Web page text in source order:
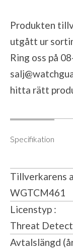
Produkten
utgått ur
Ring oss på
hitta rätt
Specifikation
Tillverkarens
WGTCM461
Licenstyp
Threat
Avtalslängd